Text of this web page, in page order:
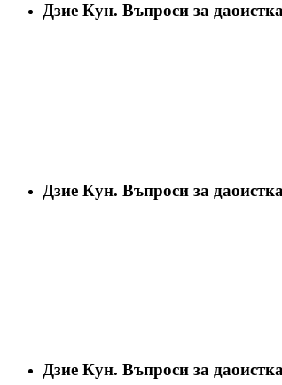
Дзие Кун. Въпроси за
Дзие Кун. Въпроси за
Дзие Кун. Въпроси за